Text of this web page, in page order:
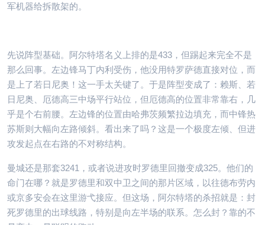
军机器给拆散架的。
先说阵型基础。阿尔特塔名义上排的是433，但踢起来完全不是
那么回事。左边锋马丁内利受伤，他没用特罗萨德直接对位，而
是上了若日尼奥！这一手太关键了。于是阵型变成了：赖斯、若
日尼奥、厄德高三中场平行站位，但厄德高的位置非常靠右，几
乎是个右前腰。左边锋的位置由哈弗茨频繁拉边填充，而中锋热
苏斯则大幅向左路倾斜。看出来了吗？这是一个极度左倾、但进
攻发起点在右路的不对称结构。
曼城还是那套3241，或者说进攻时罗德里回撤变成325。他们的
命门在哪？就是罗德里和双中卫之间的那片区域，以往德布劳内
或京多安会在这里游弋接应。但这场，阿尔特塔的杀招就是：封
死罗德里的出球线路，特别是向左半场的联系。怎么封？靠的不